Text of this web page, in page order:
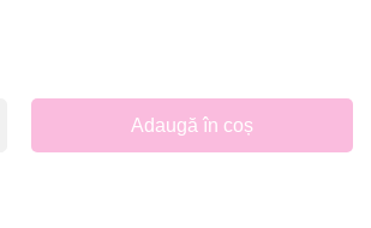
Adaugă în coș